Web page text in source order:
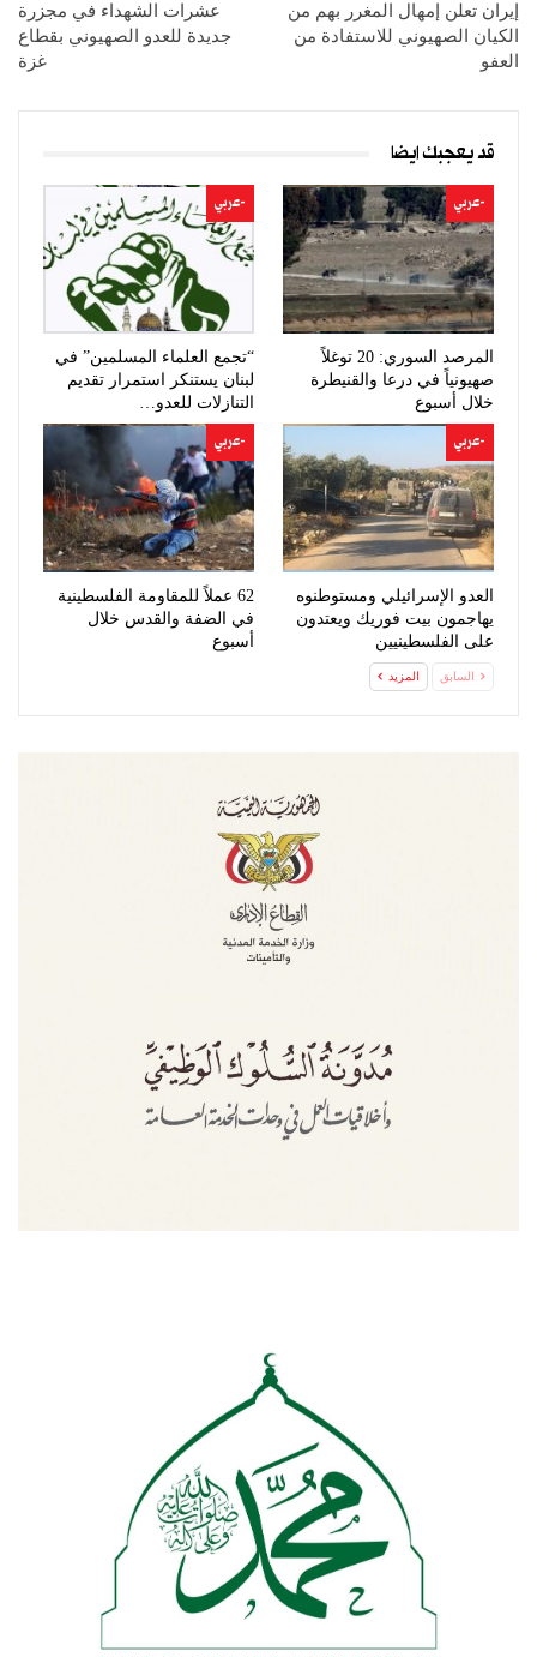
إيران تعلن إمهال المغرر بهم من
الكيان الصهيوني للاستفادة من
العفو
عشرات الشهداء في مجزرة
جديدة للعدو الصهيوني بقطاع
غزة
قد يعجبك ايضا
-عربي
المرصد السوري: 20 توغلاً
صهيونياً في درعا والقنيطرة
خلال أسبوع
-عربي
“تجمع العلماء المسلمين” في
لبنان يستنكر استمرار تقديم
التنازلات للعدو…
-عربي
العدو الإسرائيلي ومستوطنوه
يهاجمون بيت فوريك ويعتدون
على الفلسطينيين
-عربي
62 عملاً للمقاومة الفلسطينية
في الضفة والقدس خلال
أسبوع
السابق المزيد